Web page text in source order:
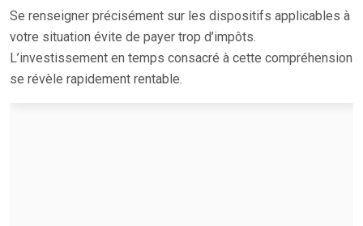
Se renseigner précisément sur les dispositifs applicables à
votre situation évite de payer trop d’impôts.
L’investissement en temps consacré à cette compréhension
se révèle rapidement rentable.